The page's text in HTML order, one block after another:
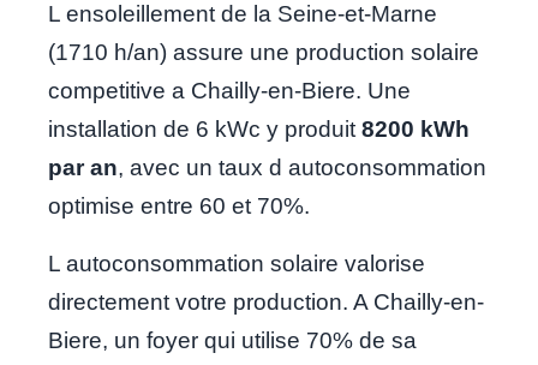
L ensoleillement de la Seine-et-Marne
(1710 h/an) assure une production solaire
competitive a Chailly-en-Biere. Une
installation de 6 kWc y produit 8200 kWh
par an, avec un taux d autoconsommation
optimise entre 60 et 70%.
L autoconsommation solaire valorise
directement votre production. A Chailly-en-
Biere, un foyer qui utilise 70% de sa